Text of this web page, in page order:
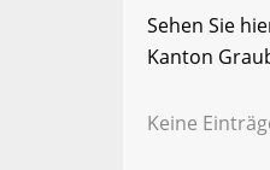
Sehen Sie
Kanton
Keine